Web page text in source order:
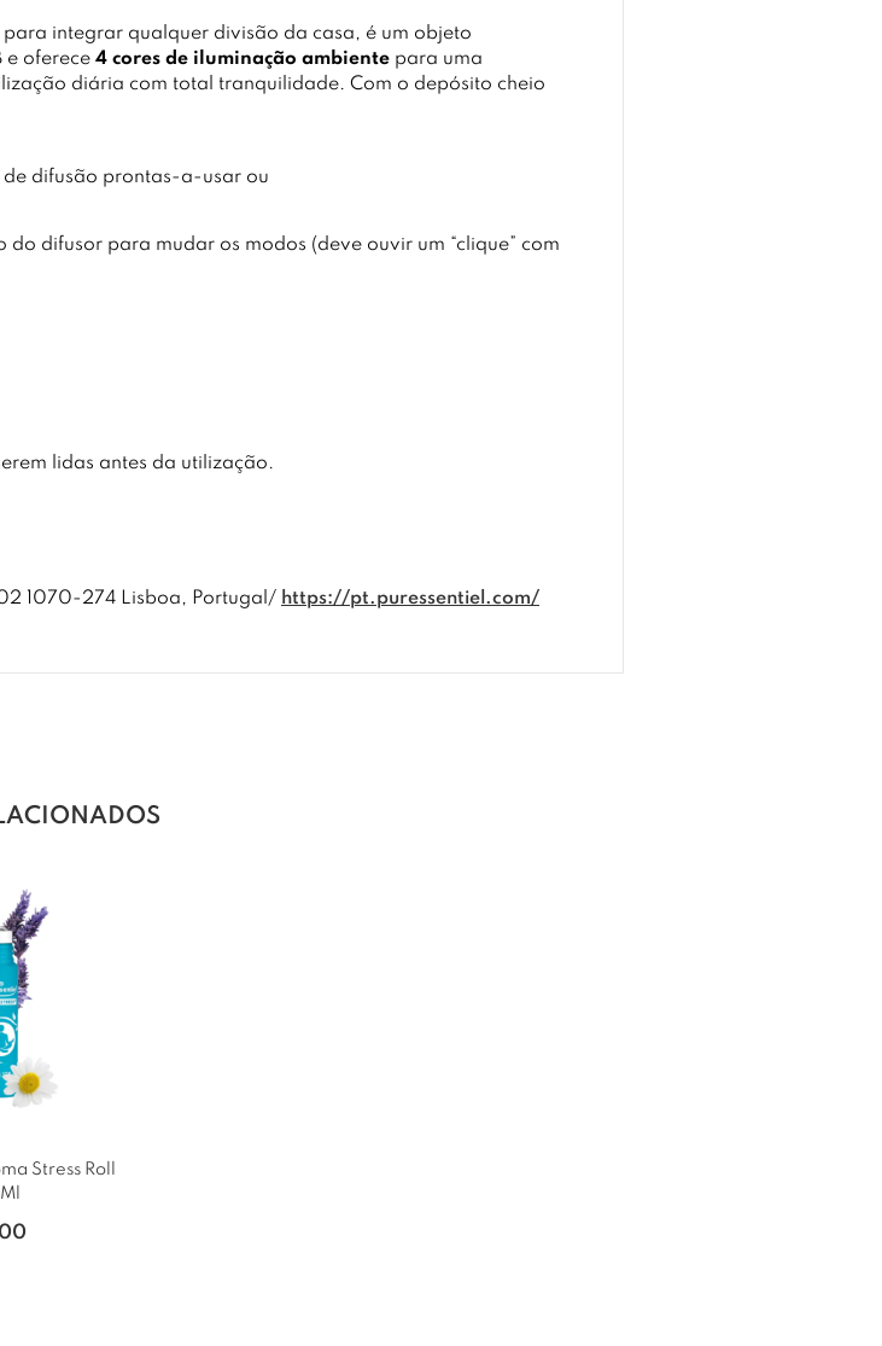
integrar qualquer divisão da casa, é um objeto
e oferece 4 cores de iluminação ambiente para uma
diária com total tranquilidade. Com o depósito cheio
de difusão prontas-a-usar ou
difusor para mudar os modos (deve ouvir um “clique” com
lidas antes da utilização.
1070-274 Lisboa, Portugal/ https://pt.puressentiel.com/
Stress Roll